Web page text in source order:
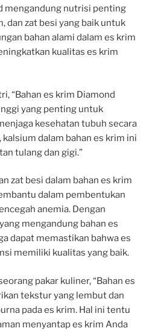
mengandung nutrisi penting
dan zat besi yang baik untuk
bahan alami dalam es krim
kualitas es krim
“Bahan es krim Diamond
yang penting untuk
kesehatan tubuh secara
dalam bahan es krim ini
tulang dan gigi.”
zat besi dalam bahan es krim
dalam pembentukan
anemia. Dengan
mengandung bahan es
dapat memastikan bahwa es
memiliki kualitas yang baik.
pakar kuliner, “Bahan es
tekstur yang lembut dan
pada es krim. Hal ini tentu
menyantap es krim Anda